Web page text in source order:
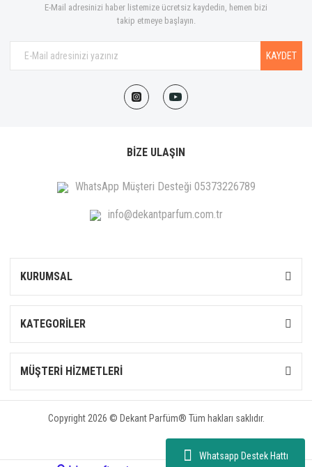
Whatsapp Destek Hattı
E-Mail adresinizi haber listemize ücretsiz kaydedin, hemen bizi
takip etmeye başlayın.
KAYDET
BİZE ULAŞIN
WhatsApp Müşteri Desteği 05373226789
info@dekantparfum.com.tr
KURUMSAL
KATEGORİLER
MÜŞTERİ HİZMETLERİ
Copyright 2026 © Dekant Parfüm® Tüm hakları saklıdır.